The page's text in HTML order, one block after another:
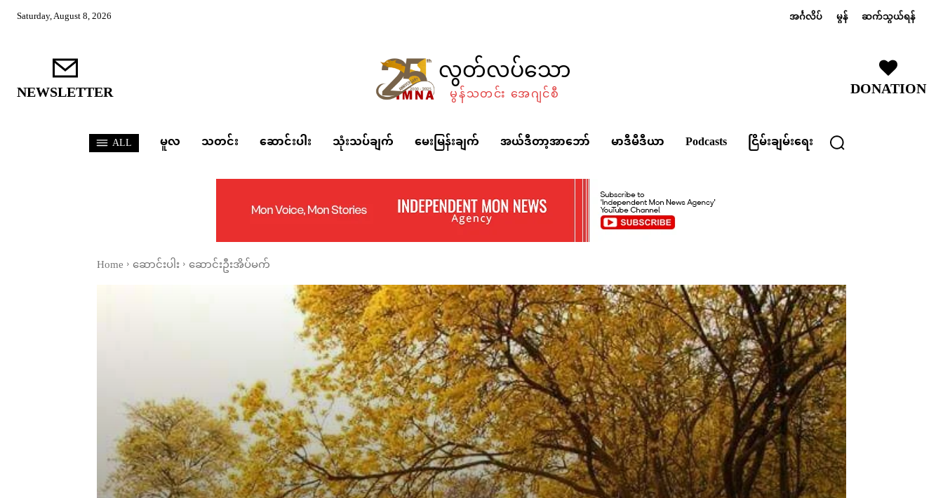
Saturday, August 8, 2026 အင်္ဂလိပ် မွန် ဆက်သွယ်ရန်
NEWSLETTER လွတ်လပ်သော
မွန်သတင်း အေဂျင်စီ DONATION
ALL မူလ သတင်း ဆောင်းပါး သုံးသပ်ချက် မေးမြန်းချက် အယ်ဒီတာ့အာဘော် မာဒီမီဒီယာ Podcasts ငြိမ်းချမ်းရေး
Home ဆောင်းပါး ဆောင်းဦးအိပ်မက်